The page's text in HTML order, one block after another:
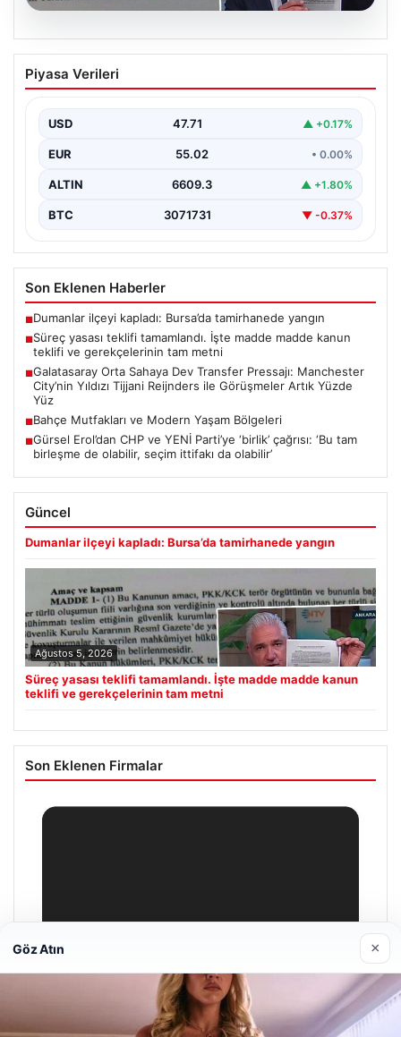
05.08.2026
Süreç yasası teklifi tamamlandı. İşte
madde madde kanun teklifi ve
Piyasa Verileri
USD 47.71 ▲ +0.17%
EUR 55.02 • 0.00%
ALTIN 6609.3 ▲ +1.80%
BTC 3071731 ▼ -0.37%
Son Eklenen Haberler
■Dumanlar ilçeyi kapladı: Bursa’da tamirhanede yangın
■Süreç yasası teklifi tamamlandı. İşte madde madde kanun
teklifi ve gerekçelerinin tam metni
■Galatasaray Orta Sahaya Dev Transfer Pressajı: Manchester
City’nin Yıldızı Tijjani Reijnders ile Görüşmeler Artık Yüzde
Yüz
■Bahçe Mutfakları ve Modern Yaşam Bölgeleri
■Gürsel Erol’dan CHP ve YENİ Parti’ye ‘birlik’ çağrısı: ‘Bu tam
birleşme de olabilir, seçim ittifakı da olabilir’
Güncel
Dumanlar ilçeyi kapladı: Bursa’da tamirhanede yangın
Ağustos 5, 2026
Süreç yasası teklifi tamamlandı. İşte madde madde kanun
teklifi ve gerekçelerinin tam metni
Son Eklenen Firmalar
Göz Atın ×